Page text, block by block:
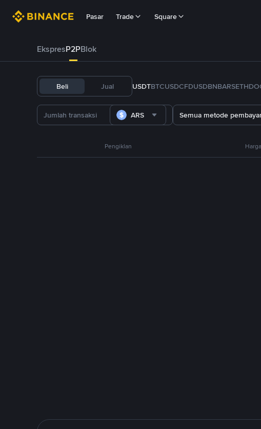
Pasar Trade Square
EkspresP2PBlok
Beli Jual USDTBTCUSDCFDUSDBNBARSETH
ARS Semua metode
Pengiklan Harga